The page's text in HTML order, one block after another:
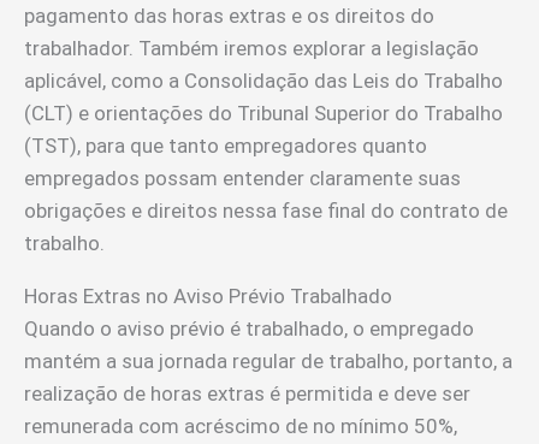
pagamento das horas extras e os direitos do
trabalhador. Também iremos explorar a legislação
aplicável, como a Consolidação das Leis do Trabalho
(CLT) e orientações do Tribunal Superior do Trabalho
(TST), para que tanto empregadores quanto
empregados possam entender claramente suas
obrigações e direitos nessa fase final do contrato de
trabalho.
Horas Extras no Aviso Prévio Trabalhado
Quando o aviso prévio é trabalhado, o empregado
mantém a sua jornada regular de trabalho, portanto, a
realização de horas extras é permitida e deve ser
remunerada com acréscimo de no mínimo 50%,